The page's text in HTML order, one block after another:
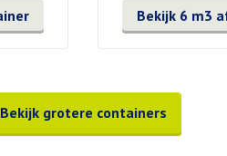
Bekijk 6 m3
Bekijk grotere containers